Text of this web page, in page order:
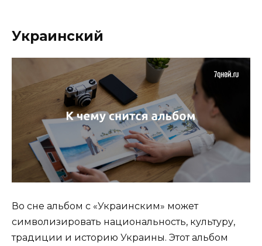
Украинский
Во сне альбом с «Украинским» может
символизировать национальность, культуру,
традиции и историю Украины. Этот альбом